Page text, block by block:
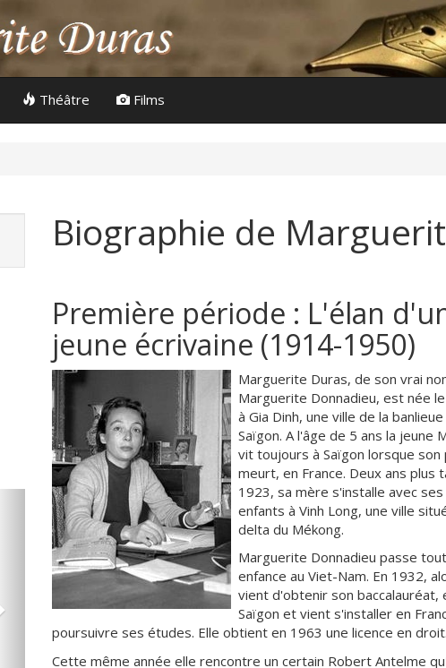
Théâtre Films
Biographie de
Première période : L'élan
jeune écrivaine (1914-1950)
Marguerite Duras, de son vrai
Marguerite Donnadieu, est née
à Gia Dinh, une ville de la
Saïgon. A l'âge de 5 ans la jeune
vit toujours à Saïgon lorsque son
meurt, en France. Deux ans plus
1923, sa mère s'installe avec
enfants à Vinh Long, une ville
delta du Mékong.
Marguerite Donnadieu passe
enfance au Viet-Nam. En 1932,
vient d'obtenir son baccalauréat,
Saïgon et vient s'installer en
poursuivre ses études. Elle obtient en 1963 une licence en droit.
Cette même année elle rencontre un certain Robert Antelme